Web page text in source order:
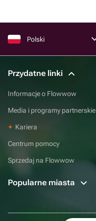
Polski
Przydatne linki
Informacje o Flowwow
Media i programy partnerskie
Kariera
Centrum pomocy
Sprzedaj na Flowwow
Popularne miasta